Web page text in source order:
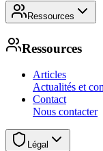
Ressources
Ressources
Articles
Actualités et
Contact
Nous contacter
Légal